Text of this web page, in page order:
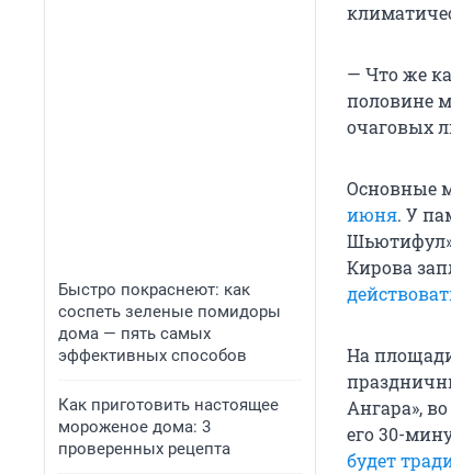
Быстро покраснеют: как
соспеть зеленые помидоры
дома — пять самых
эффективных способов
Как приготовить настоящее
мороженое дома: 3
проверенных рецепта
— Что же
половине
очаговых
Основные
июня. У
Шьютифул»
Кирова
На площади
Ангара»,
его 30-
будет